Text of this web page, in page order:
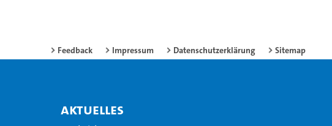
Feedback Impressum Datenschutzerklärung Sitemap
Aktuelles